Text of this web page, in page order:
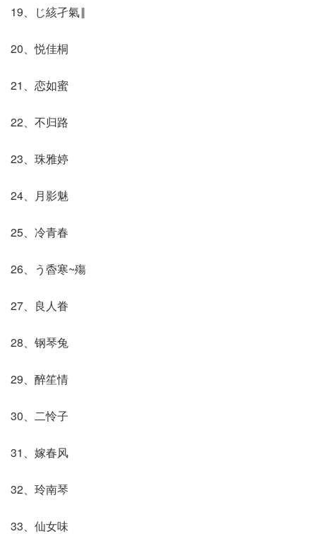
19、じ絯孑氣‖
20、悦佳桐
21、恋如蜜
22、不归路
23、珠雅婷
24、月影魅
25、冷青春
26、う稥寒~殤
27、良人眷
28、钢琴兔
29、醉笙情
30、二怜子
31、嫁春风
32、玲南琴
33、仙女味